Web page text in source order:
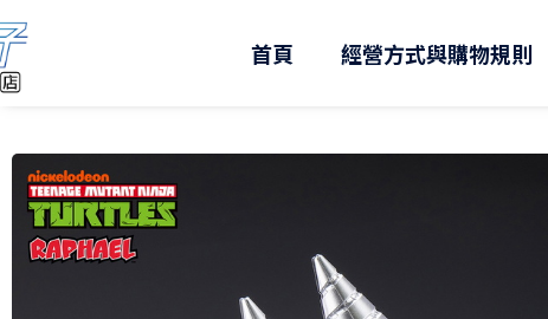
至
主
首頁 經營方式與購物規則